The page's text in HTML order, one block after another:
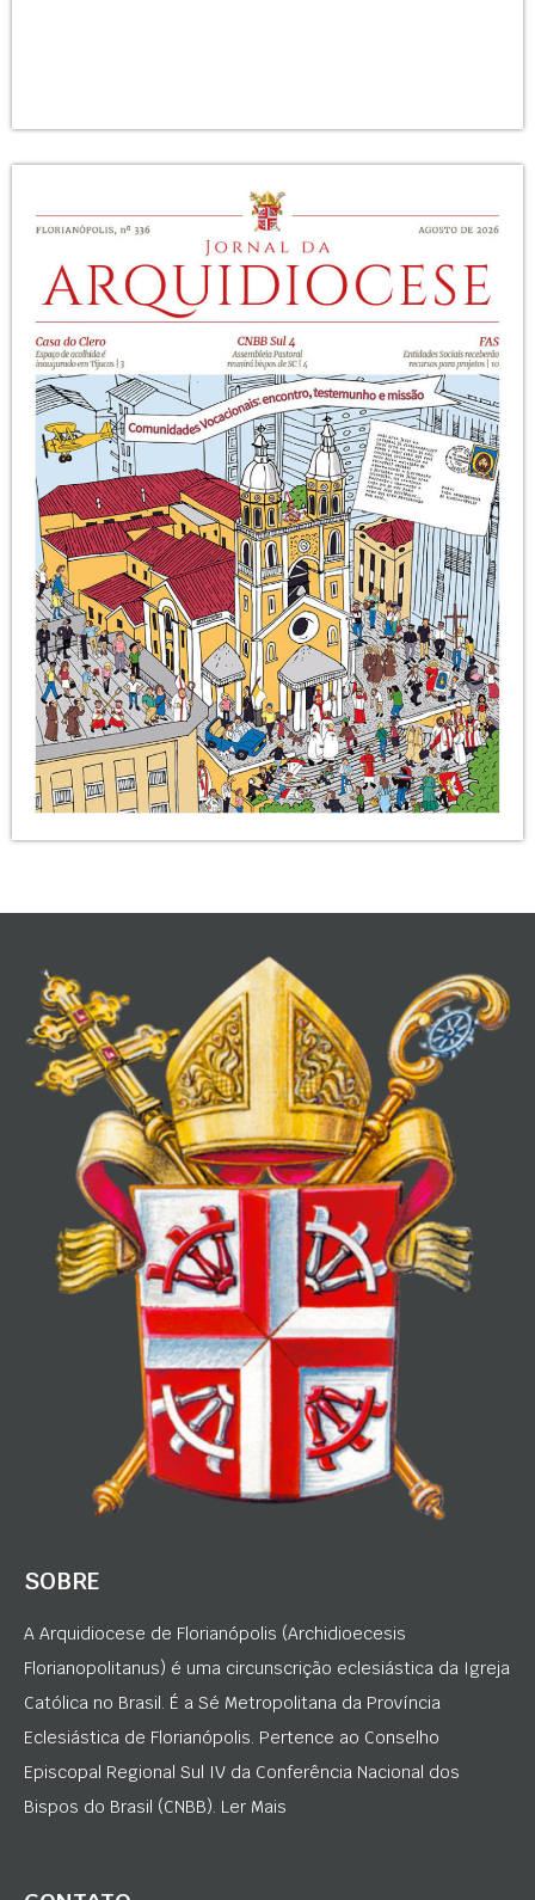
SOBRE
A Arquidiocese de Florianópolis (Archidioecesis
Florianopolitanus) é uma circunscrição eclesiástica da Igreja
Católica no Brasil. É a Sé Metropolitana da Província
Eclesiástica de Florianópolis. Pertence ao Conselho
Episcopal Regional Sul IV da Conferência Nacional dos
Bispos do Brasil (CNBB). Ler Mais